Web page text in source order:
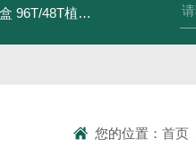
96T/48T植物茉莉酸（JA）ELISA试剂盒
您的位置： 首页